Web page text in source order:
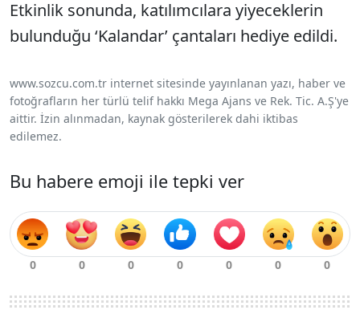
Etkinlik sonunda, katılımcılara yiyeceklerin
bulunduğu ‘Kalandar’ çantaları hediye edildi.
www.sozcu.com.tr internet sitesinde yayınlanan yazı, haber ve
fotoğrafların her türlü telif hakkı Mega Ajans ve Rek. Tic. A.Ş'ye
aittir. İzin alınmadan, kaynak gösterilerek dahi iktibas
edilemez.
Bu habere emoji ile tepki ver